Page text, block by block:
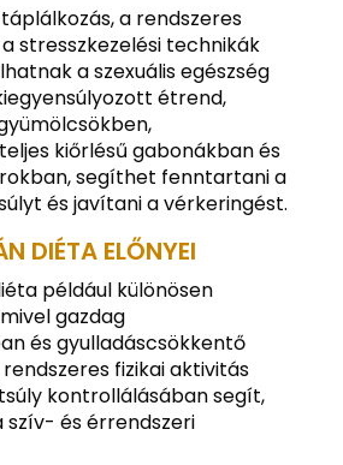
a rendszeres
stresszkezelési technikák
a szexuális egészség
étrend,
kiőrlésű gabonákban és
segíthet fenntartani a
és javítani a vérkeringést.
DIÉTA ELŐNYEI
például különösen
gazdag
és gyulladáscsökkentő
fizikai aktivitás
kontrollálásában segít,
szív- és érrendszeri